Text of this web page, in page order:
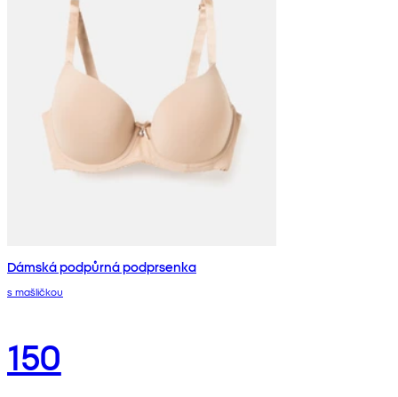
Dámská podpůrná podprsenka
s mašličkou
150